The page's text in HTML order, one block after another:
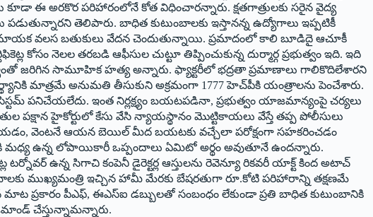
ఈ అరకొర పరిహారంలోనే కోత విధించారన్నారు. క్షతగాత్రులకు సరైన వైద్య
తెలిపారు. బాధిత కుటుంబాలకు ఇస్తానన్న ఉద్యోగాలు ఇప్పటికీ
వలస బతుకులు వేదన చెందుతున్నాయి. ప్రమాదంలో కాలి బూడిదై ఆచూకీ
కోసం నెలల తరబడి ఆఫీసుల చుట్టూ తిప్పించుకున్న దుర్మార్గ ప్రభుత్వం ఇది. ఇది
జరిగిన సామూహిక హత్య అన్నారు. ఫ్యాక్టరీలో భద్రతా ప్రమాణాలు గాలికొదిలేశారని
మాత్రమే అనుమతి తీసుకుని అక్రమంగా 1777 హెచ్‌పీకి యంత్రాలను పెంచేశారు.
సిస్టమ్ పనిచేయలేదు. ఇంత నిర్లక్ష్యం బయటపడినా, ప్రభుత్వం యాజమాన్యంపై చర్యలు
పక్షాన హైకోర్టులో కేసు వేసి న్యాయస్థానం మొట్టికాయలు వేస్తే తప్ప పోలీసులు
చేయడం, వెంటనే ఆయన బెయిల్ మీద బయటకు వచ్చేలా పరోక్షంగా సహకరించడం
మధ్య ఉన్న లోపాయికారీ ఒప్పందాలు ఏమిటో అర్థం అవుతూనే ఉంద‌న్నారు.
టర్నోవర్ ఉన్న సిగాచి కంపెనీ డైరెక్టర్ల ఆస్తులను రెవెన్యూ రికవరీ యాక్ట్ కింద అటాచ్
ముఖ్యమంత్రి ఇచ్చిన హామీ మేరకు బేషరతుగా రూ.కోటి పరిహారాన్ని తక్షణమే
ప్రకారం పీఎఫ్, ఈఎస్ఐ డబ్బులతో సంబంధం లేకుండా ప్రతి బాధిత కుటుంబానికి
చేస్తున్నామ‌న్నారు.